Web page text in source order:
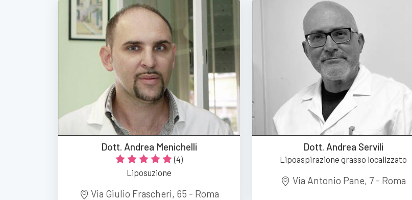
Dott. Andrea Menichelli
(4)
Liposuzione
Via Giulio Frascheri, 65 - Roma
Dott. Andrea Servili
Lipoaspirazione grasso localizzato
Via Antonio Pane, 7 - Roma